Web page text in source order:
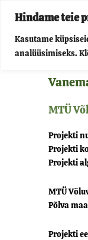
Hindame teie
Kasutame
analüüsimiseks.
Skip
content
MTÜ
Projekti
Projekti
Projekti
MTÜ
Põlva
Projekti